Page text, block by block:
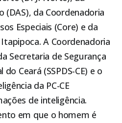
(DAS), da Coordenadoria
Especiais (Core) e da
Itapipoca. A Coordenadoria
Secretaria de Segurança
Ceará (SSPDS-CE) e o
da PC-CE
de inteligência.
em que o homem é